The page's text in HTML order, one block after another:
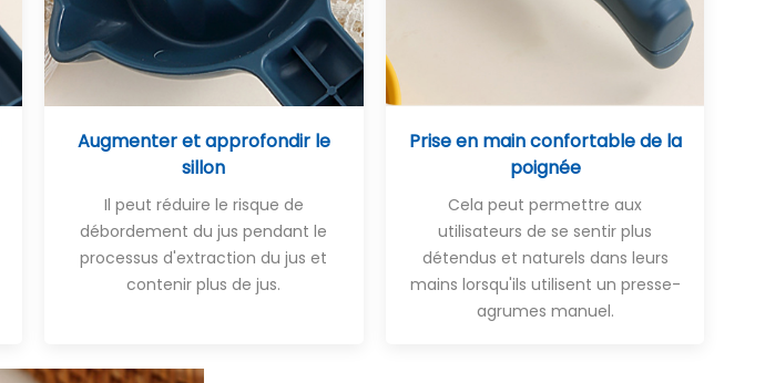
Augmenter et approfondir le
sillon
Il peut réduire le risque de
débordement du jus pendant le
processus d'extraction du jus et
contenir plus de jus.
Prise en main confortable de la
poignée
Cela peut permettre aux
utilisateurs de se sentir plus
détendus et naturels dans leurs
mains lorsqu'ils utilisent un presse-
agrumes manuel.